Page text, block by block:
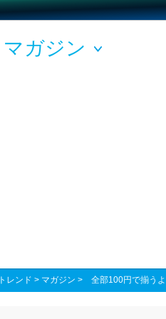
マガジン
トレンド > マガジン > 全部100円で揃う